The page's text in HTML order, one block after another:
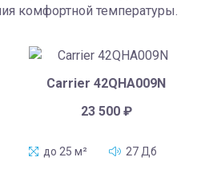
комфортной температуры.
Carrier 42QHA009N
23 500 ₽
до 25 м² 27 Дб